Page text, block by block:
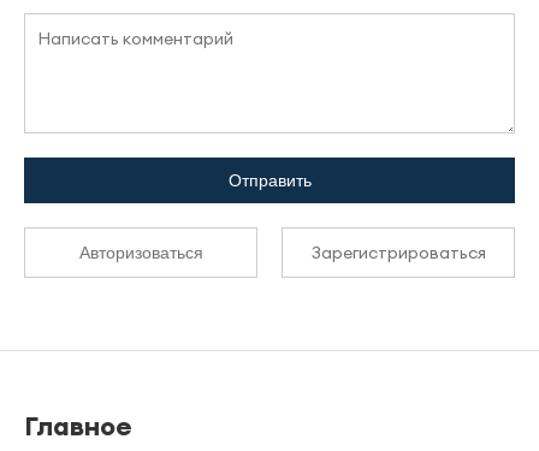
Отправить
Авторизоваться Зарегистрироваться
Главное